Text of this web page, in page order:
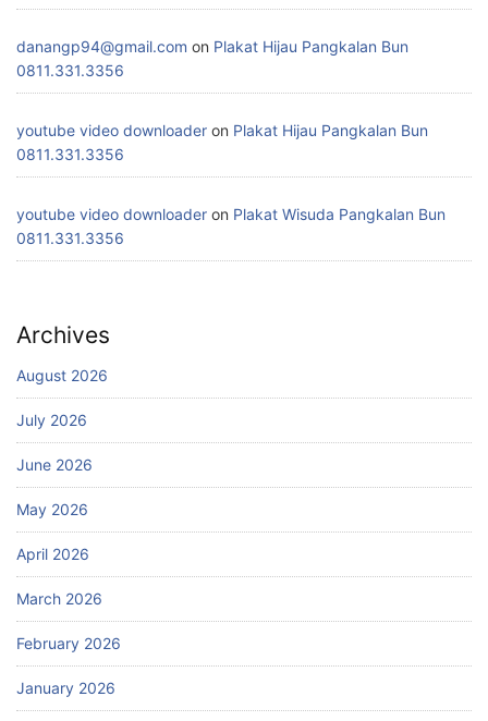
danangp94@gmail.com on Plakat Hijau Pangkalan Bun
0811.331.3356
youtube video downloader on Plakat Hijau Pangkalan Bun
0811.331.3356
youtube video downloader on Plakat Wisuda Pangkalan Bun
0811.331.3356
Archives
August 2026
July 2026
June 2026
May 2026
April 2026
March 2026
February 2026
January 2026